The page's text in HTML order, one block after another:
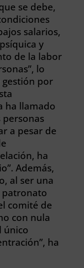
se debe,
salarios,
y
de la labor
lo
gestión por
ha llamado
a pesar de
ha
Además,
al ser una
patronato
comité de
con nula
único
ha